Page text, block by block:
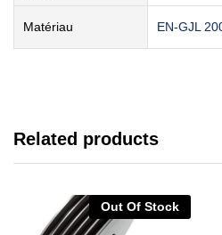
Matériau EN-GJL
Related products
Out Of Stock